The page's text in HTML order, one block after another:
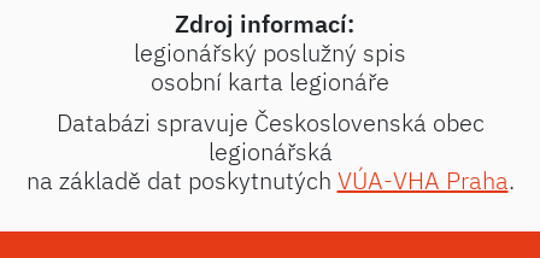
Zdroj informací:
legionářský poslužný spis
osobní karta legionáře
Databázi spravuje Československá obec
legionářská
na základě dat poskytnutých VÚA-VHA Praha.